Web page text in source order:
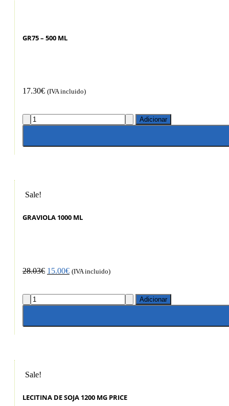
GR75 – 500 ML
17.30€ (IVA incluido)
Adicionar
Sale!
GRAVIOLA 1000 ML
28.03€ 15.00€ (IVA incluido)
Adicionar
Sale!
LECITINA DE SOJA 1200 MG PRICE